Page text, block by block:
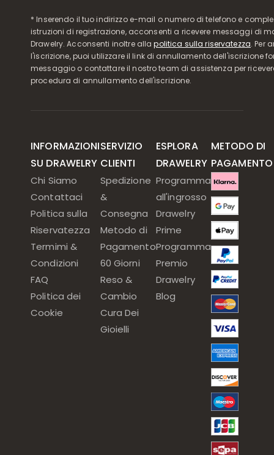
* Inserendo il tuo indirizzo e-mail o numero di telefono e
istruzioni di registrazione, acconsenti a ricevere messaggi di
Drawelry. Acconsenti inoltre allapolitica sulla riservatezza. Per
l'iscrizione, puoi utilizzare il link di annullamento dell'iscrizione
messaggio o contattare il nostro team di assistenza per
procedura di annullamento dell'iscrizione.
INFORMAZIONI
SU DRAWELRY
Chi Siamo
Contattaci
Politica sulla
Riservatezza
Termimi &
Condizioni
FAQ
Politica dei
Cookie
SERVIZIO
CLIENTI
Spedizione
&
Consegna
Metodo di
Pagamento
60 Giorni
Reso &
Cambio
Cura Dei
Gioielli
ESPLORA
DRAWELRY
Programma
all'ingrosso
Drawelry
Prime
Programma
Premio
Drawelry
Blog
METODO DI
PAGAMENTO